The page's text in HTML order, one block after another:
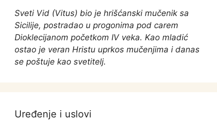
Sveti Vid (Vitus) bio je hrišćanski mučenik sa
Sicilije, postradao u progonima pod carem
Dioklecijanom početkom IV veka. Kao mladić
ostao je veran Hristu uprkos mučenjima i danas
se poštuje kao svetitelj.
Uređenje i uslovi